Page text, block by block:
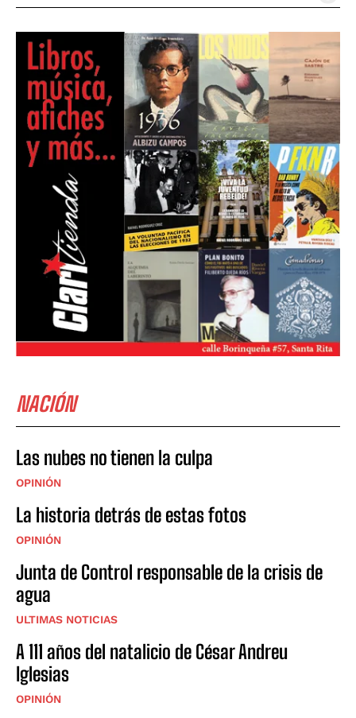
NACIÓN
Las nubes no tienen la culpa
OPINIÓN
La historia detrás de estas fotos
OPINIÓN
Junta de Control responsable de la crisis de
agua
ULTIMAS NOTICIAS
A 111 años del natalicio de César Andreu
Iglesias
OPINIÓN